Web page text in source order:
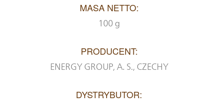
MASA NETTO:
100 g
PRODUCENT:
ENERGY GROUP, A. S., CZECHY
DYSTRYBUTOR: